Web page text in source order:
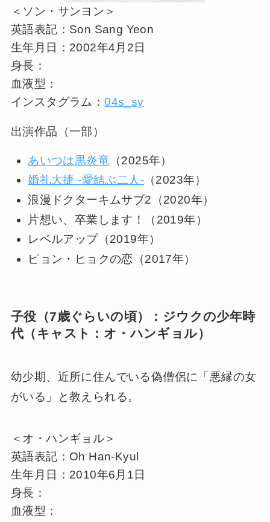
＜ソン・サンヨン＞
英語表記：Son Sang Yeon
生年月日：2002年4月2日
身長：
血液型：
インスタグラム：04s_sy
出演作品（一部）
あいつは黒炎竜 （2025年）
婚礼大捷 -愛結ぶ二人-（2023年）
浪漫ドクターキムサブ2（2020年）
片想い、卒業します！（2019年）
レベルアップ（2019年）
ピョン・ヒョクの恋（2017年）
子役（7歳ぐらいの頃）：ジウクの少年時
代（キャスト：オ・ハンギョル）
幼少期、近所に住んでいる偽僧侶に「悪縁の女
がいる」と教えられる。
＜オ・ハンギョル＞
英語表記：Oh Han-Kyul
生年月日：2010年6月1日
身長：
血液型：